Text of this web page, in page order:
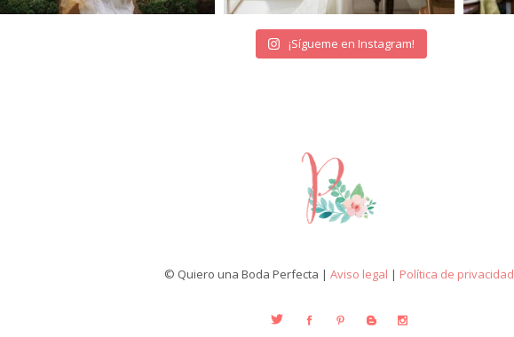
¡Sígueme en Instagram!
© Quiero una Boda Perfecta | Aviso legal | Política de privacidad